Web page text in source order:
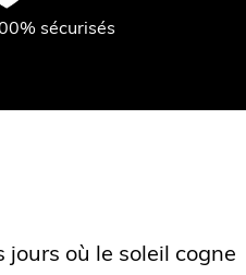
sécurisés
jours où le soleil cogne